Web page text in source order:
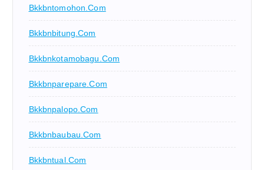
Bkkbntomohon.com
Bkkbnbitung.com
Bkkbnkotamobagu.com
Bkkbnparepare.com
Bkkbnpalopo.com
Bkkbnbaubau.com
Bkkbntual.com